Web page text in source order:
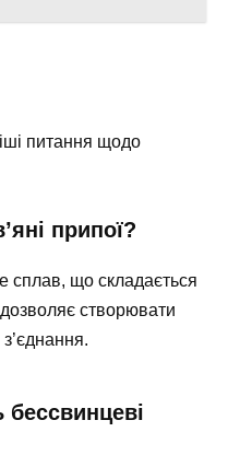
питання щодо
припої?
сплав, що складається
створювати